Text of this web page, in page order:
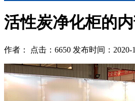
活性炭净化柜的
作者： 点击：6650 发布时间：2020-